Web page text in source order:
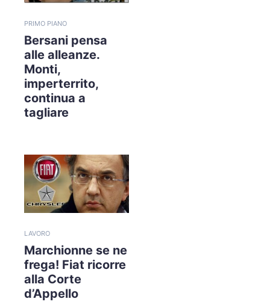
PRIMO PIANO
Bersani pensa
alle alleanze.
Monti,
imperterrito,
continua a
tagliare
LAVORO
Marchionne se ne
frega! Fiat ricorre
alla Corte
d’Appello